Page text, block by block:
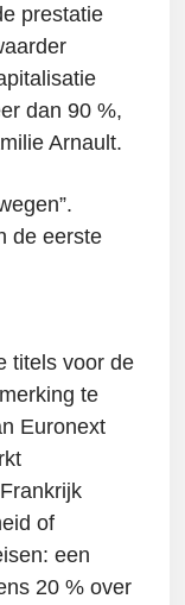
prestatie
dan 90 %,
Arnault.
de eerste
titels voor de
te
Euronext
of
een
20 % over